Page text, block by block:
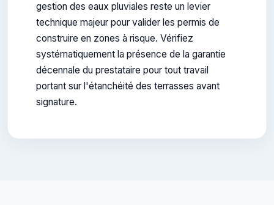
gestion des eaux pluviales reste un levier
technique majeur pour valider les permis de
construire en zones à risque. Vérifiez
systématiquement la présence de la garantie
décennale du prestataire pour tout travail
portant sur l'étanchéité des terrasses avant
signature.